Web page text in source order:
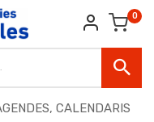
0
CALENDARIS